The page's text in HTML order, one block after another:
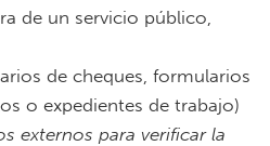
de un servicio público,
de cheques, formularios
o expedientes de trabajo)
externos para verificar la